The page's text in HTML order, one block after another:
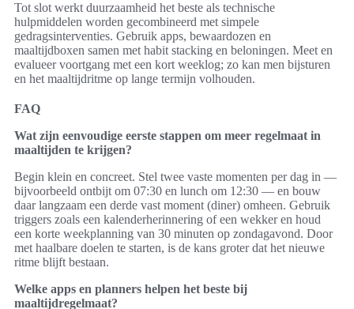
Tot slot werkt duurzaamheid het beste als technische
hulpmiddelen worden gecombineerd met simpele
gedragsinterventies. Gebruik apps, bewaardozen en
maaltijdboxen samen met habit stacking en beloningen. Meet en
evalueer voortgang met een kort weeklog; zo kan men bijsturen
en het maaltijdritme op lange termijn volhouden.
FAQ
Wat zijn eenvoudige eerste stappen om meer regelmaat in
maaltijden te krijgen?
Begin klein en concreet. Stel twee vaste momenten per dag in —
bijvoorbeeld ontbijt om 07:30 en lunch om 12:30 — en bouw
daar langzaam een derde vast moment (diner) omheen. Gebruik
triggers zoals een kalenderherinnering of een wekker en houd
een korte weekplanning van 30 minuten op zondagavond. Door
met haalbare doelen te starten, is de kans groter dat het nieuwe
ritme blijft bestaan.
Welke apps en planners helpen het beste bij
maaltijdregelmaat?